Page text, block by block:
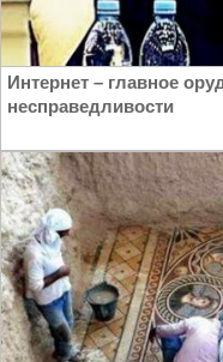
Интернет – главное
несправедливости